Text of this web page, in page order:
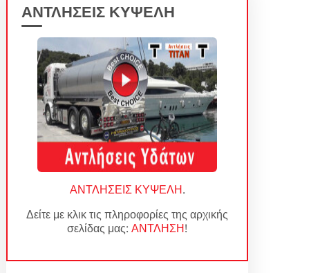
ΑΝΤΛΗΣΕΙΣ ΚΥΨΕΛΗ
ΑΝΤΛΗΣΕΙΣ ΚΥΨΕΛΗ.
Δείτε με κλικ τις πληροφορίες της αρχικής
σελίδας μας: ΑΝΤΛΗΣΗ!